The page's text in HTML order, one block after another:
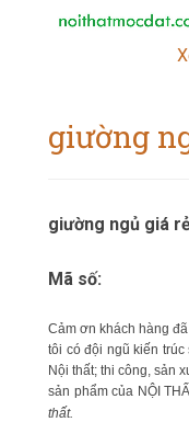
giường
giường ngủ giá
Mã số:
Cảm ơn khách hàng
tôi có đội ngũ kiến trúc
Nội thất; thi công, sản
sản phẩm của NỘI
thất.